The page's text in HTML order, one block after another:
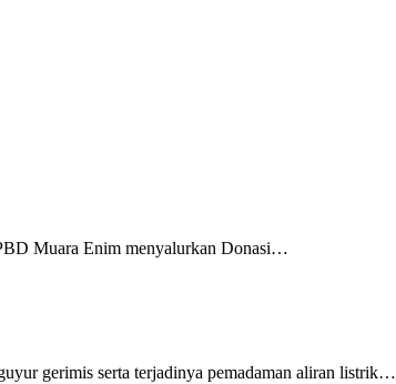
Muara Enim menyalurkan Donasi…
gerimis serta terjadinya pemadaman aliran listrik…